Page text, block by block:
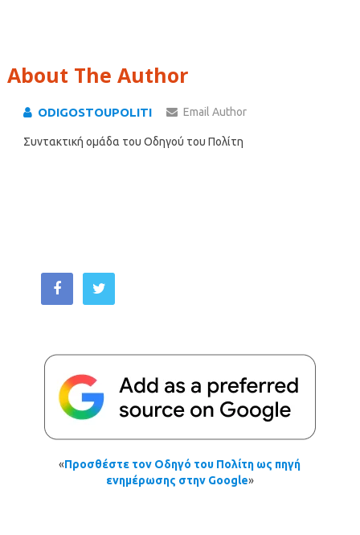
About The Author
ODIGOSTOUPOLITI Email Author
Συντακτική ομάδα του Οδηγού του Πολίτη
«Προσθέστε τον Οδηγό του Πολίτη ως πηγή
ενημέρωσης στην Google»